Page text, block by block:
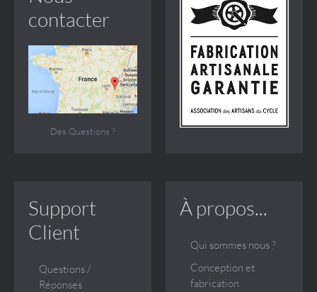
contacter
Des Questions ?
Support
Client
Questions /
Réponses
À propos...
Qui sommes nous ?
Conception et
fabrication